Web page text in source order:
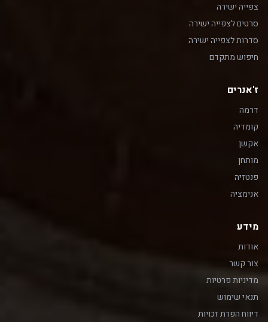
צפייה ישירה
סרטים לצפייה ישירה
סדרות לצפייה ישירה
חיפוש מתקדם
ז'אנרים
דרמה
קומדיה
אקשן
מותחן
פנטזיה
אנימציה
מידע
אודות
צור קשר
מדיניות פרטיות
תנאי שימוש
דיווח הפרת זכויות